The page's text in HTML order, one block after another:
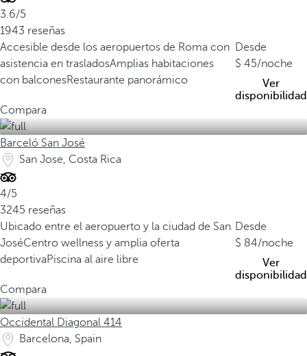
3.6/5
1943 reseñas
Accesible desde los aeropuertos de Roma con
asistencia en trasladosAmplias habitaciones
con balconesRestaurante panorámico
Desde
45/noche
Ver
disponibilidad
Compara
Barceló San José
San Jose, Costa Rica
4/5
3245 reseñas
Ubicado entre el aeropuerto y la ciudad de San
JoséCentro wellness y amplia oferta
deportivaPiscina al aire libre
Desde
84/noche
Ver
disponibilidad
Compara
Occidental Diagonal 414
Barcelona, Spain